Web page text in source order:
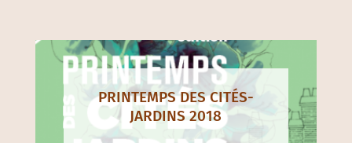
PRINTEMPS DES CITÉS-
JARDINS 2018